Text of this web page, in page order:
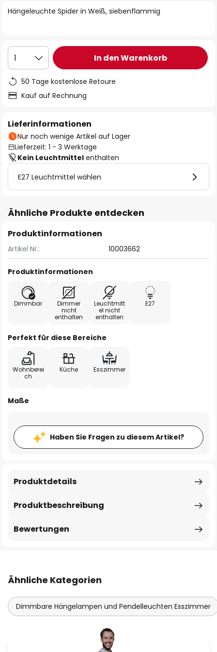
Hängeleuchte Spider in Weiß, siebenflammig
1 In den Warenkorb
50 Tage kostenlose Retoure
Kauf auf Rechnung
Lieferinformationen
Nur noch wenige Artikel auf Lager
Lieferzeit: 1 - 3 Werktage
Kein Leuchtmittel enthalten
E27 Leuchtmittel wählen
Ähnliche Produkte entdecken
Produktinformationen
Artikel Nr.: 10003662
Produktinformationen
Dimmbar
Dimmer
nicht
enthalten
Leuchtmitt
el nicht
enthalten
E27
Perfekt für diese Bereiche
Wohnberei
ch
Küche Esszimmer
Maße
Haben Sie Fragen zu diesem Artikel?
Produktbeschreibung
Produktdetails
Bewertungen
Ähnliche Kategorien
Dimmbare Hängelampen und Pendelleuchten Esszimmer